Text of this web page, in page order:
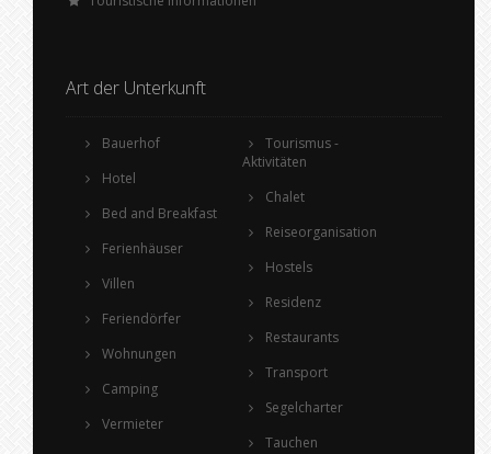
Art der Unterkunft
Bauerhof
Hotel
Bed and Breakfast
Ferienhäuser
Villen
Feriendörfer
Wohnungen
Camping
Vermieter
Tourismus -
Aktivitäten
Chalet
Reiseorganisation
Hostels
Residenz
Restaurants
Transport
Segelcharter
Tauchen